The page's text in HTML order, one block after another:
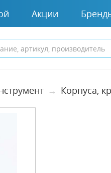
Акции
Корпуса,